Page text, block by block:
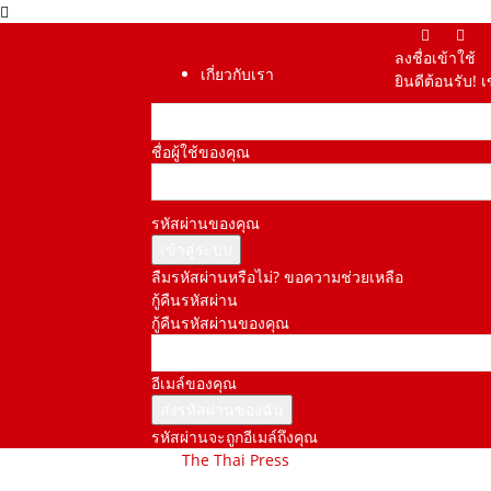
เกี่ยวกับเรา
ลงชื่อเข้าใช้
ยินดีต้อนรับ!
ชื่อผู้ใช้ของคุณ
รหัสผ่านของคุณ
ลืมรหัสผ่านหรือไม่? ขอความช่วยเหลือ
กู้คืนรหัสผ่าน
กู้คืนรหัสผ่านของคุณ
อีเมล์ของคุณ
รหัสผ่านจะถูกอีเมล์ถึงคุณ
The Thai Press